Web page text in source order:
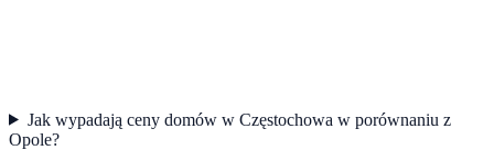
Jak wypadają ceny domów w Częstochowa w porównaniu z
Opole?